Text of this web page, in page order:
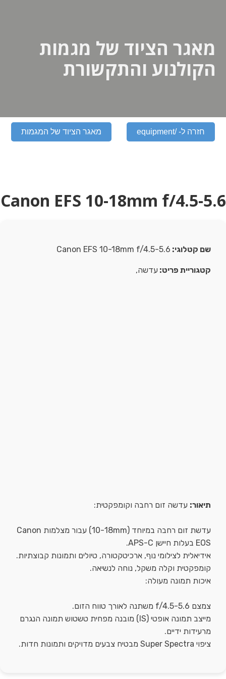
מאגר הציוד של מגמות
הקולנוע והתקשורת
חזרה ל- /equipment מאגר הציוד של המגמות
Canon EFS 10-18mm f/4.5-5.6
שם קטלוגי: Canon EFS 10-18mm f/4.5-5.6
קטגוריית פריט: עדשה,
תיאור: עדשה זום רחבה וקומפקטית:
עדשת זום רחבה במיוחד (10-18mm) עבור מצלמות Canon
EOS בעלות חיישן APS-C.
אידיאלית לצילומי נוף, ארכיטקטורה, טיולים ותמונות קבוצתיות.
קומפקטית וקלה משקל, נוחה לנשיאה.
איכות תמונה מעולה:
צמצם f/4.5-5.6 משתנה לאורך טווח הזום.
מייצב תמונה אופטי (IS) מובנה מפחית טשטוש תמונה הנגרם
מרעידות ידיים.
ציפוי Super Spectra מבטיח צבעים מדויקים ותמונות חדות.